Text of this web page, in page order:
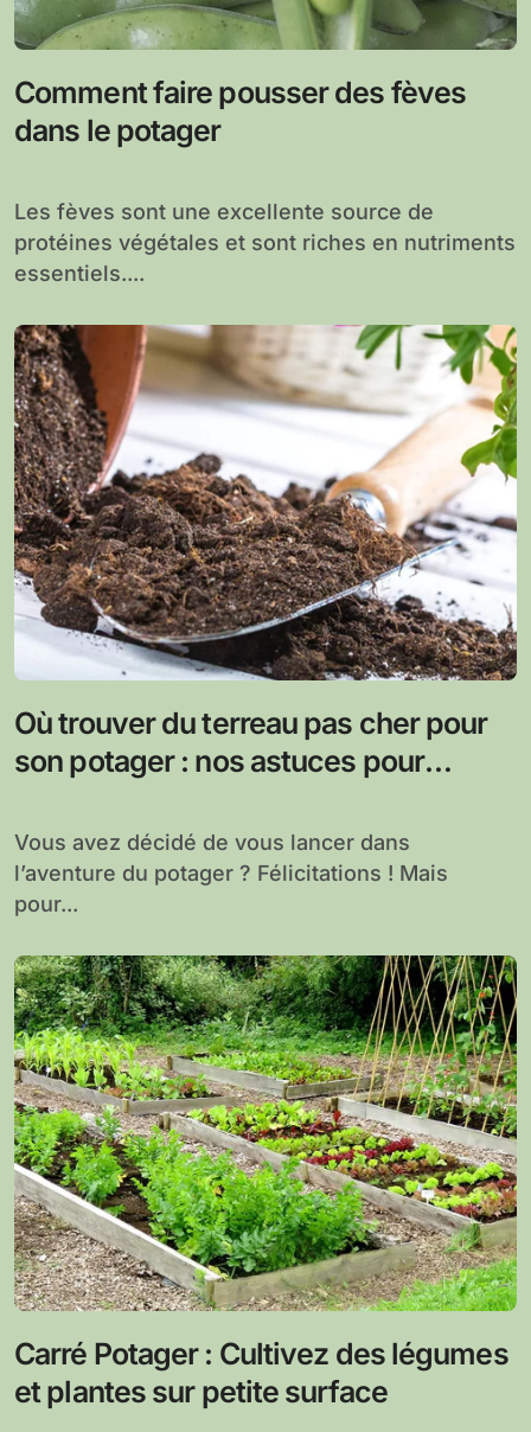
Comment faire pousser des fèves
dans le potager
Les fèves sont une excellente source de
protéines végétales et sont riches en nutriments
essentiels....
Où trouver du terreau pas cher pour
son potager : nos astuces pour
Vous avez décidé de vous lancer dans
l’aventure du potager ? Félicitations ! Mais
pour...
Carré Potager : Cultivez des légumes
et plantes sur petite surface